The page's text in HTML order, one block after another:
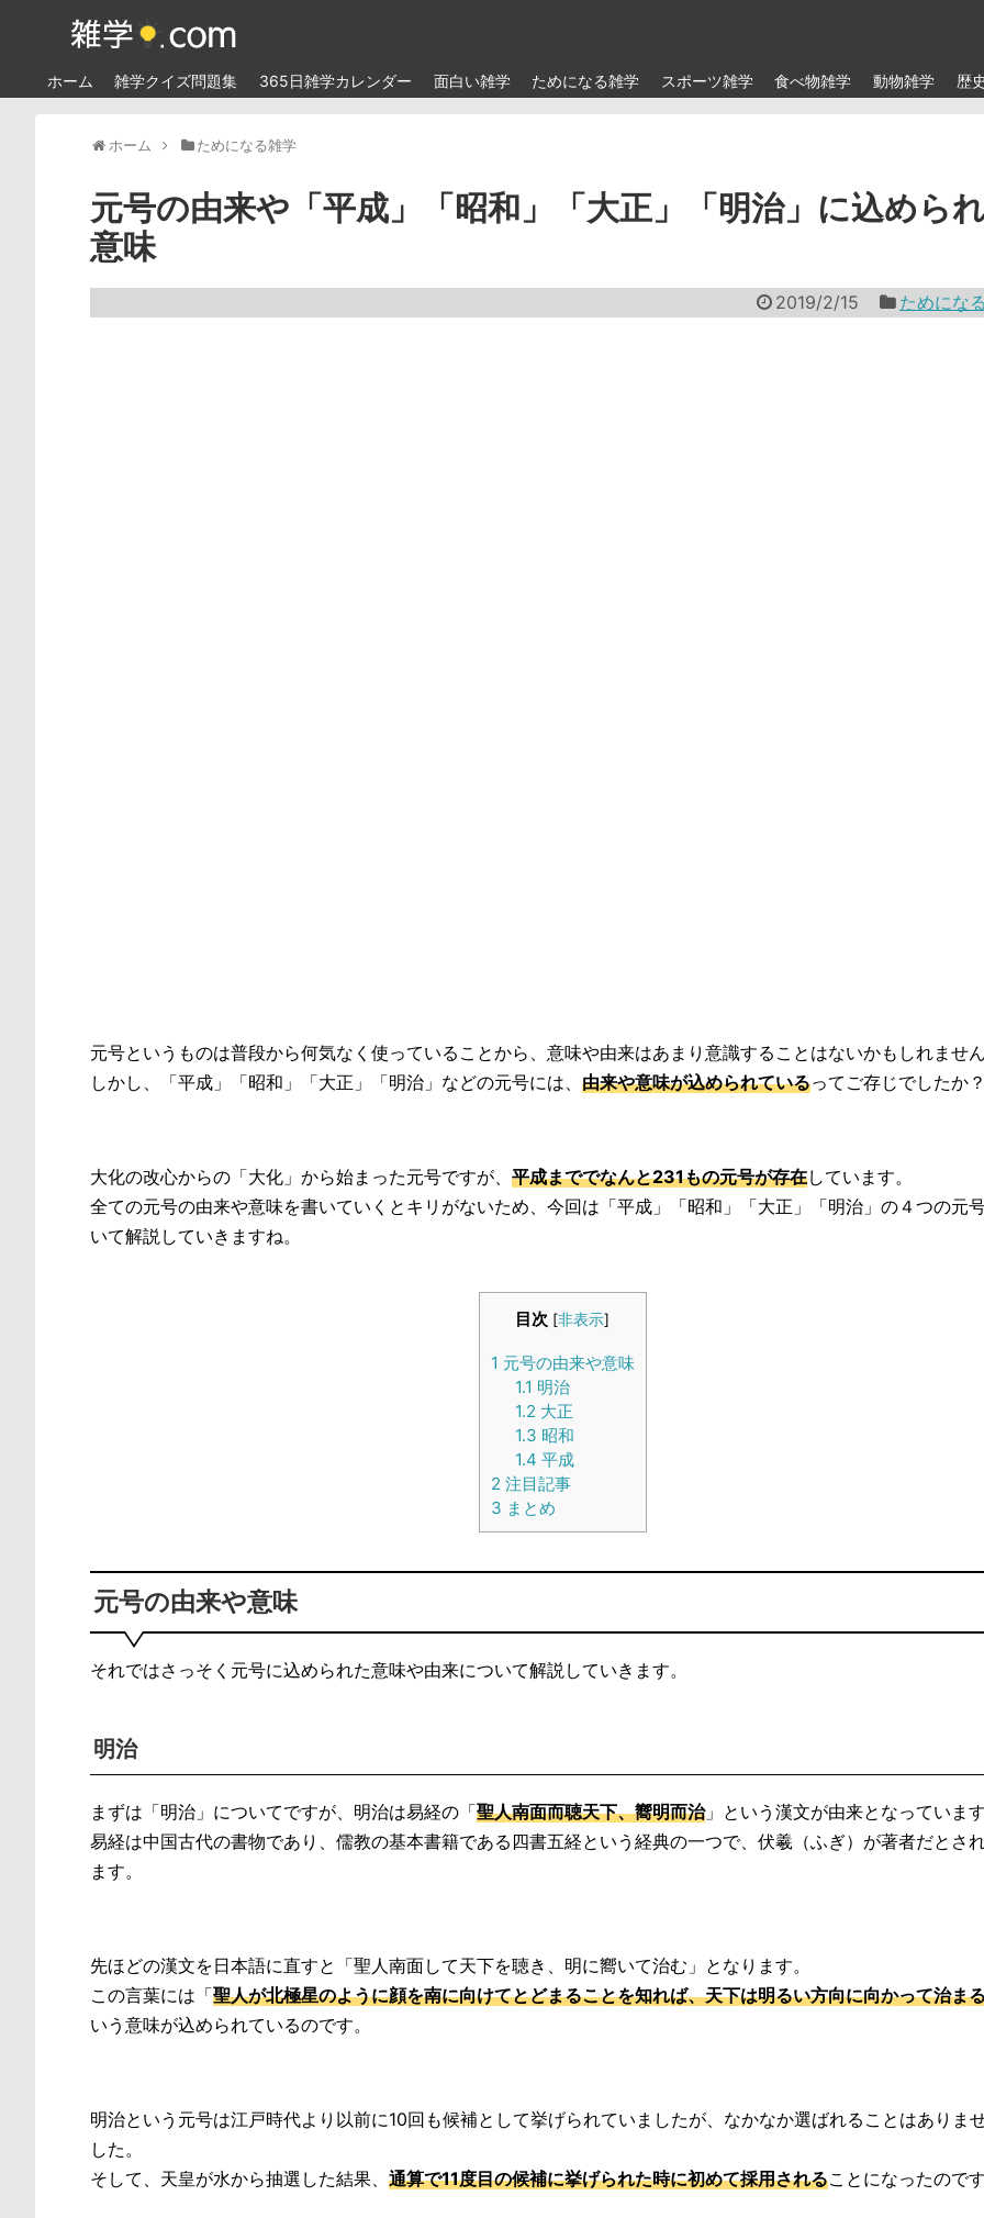
ホーム 雑学クイズ問題集 365日雑学カレンダー 面白い雑学 ためになる雑学 スポーツ雑学 食べ物雑学 動物雑学 歴
ホーム ためになる雑学
元号の由来や「平成」「昭和」「大正」「明治」に込めら
意味
2019/2/15 ためにな
元号というものは普段から何気なく使っていることから、意味や由来はあまり意識することはないかもしれません
しかし、「平成」「昭和」「大正」「明治」などの元号には、 由来や意味が込められているってご存じでしたか？
大化の改心からの「大化」から始まった元号ですが、 平成まででなんと231もの元号が存在しています。
全ての元号の由来や意味を書いていくとキリがないため、今回は「平成」「昭和」「大正」「明治」の４つの元
いて解説していきますね。
目次 [非表示]
1 元号の由来や意味
1.1 明治
1.2 大正
1.3 昭和
1.4 平成
2 注目記事
3 まとめ
元号の由来や意味
それではさっそく元号に込められた意味や由来について解説していきます。
明治
まずは「明治」についてですが、明治は易経の「聖人南面而聴天下、嚮明而治」という漢文が由来となっています
易経は中国古代の書物であり、儒教の基本書籍である四書五経という経典の一つで、伏羲（ふぎ）が著者だとさ
ます。
先ほどの漢文を日本語に直すと「聖人南面して天下を聴き、明に嚮いて治む」となります。
この言葉には「聖人が北極星のように顔を南に向けてとどまることを知れば、天下は明るい方向に向かって治ま
いう意味が込められているのです。
明治という元号は江戸時代より以前に10回も候補として挙げられていましたが、なかなか選ばれることはありま
した。
そして、天皇が水から抽選した結果、 通算で11度目の候補に挙げられた時に初めて採用されることになったのです